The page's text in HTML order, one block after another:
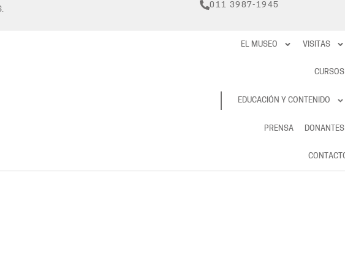
011 3987-1945
RESERVAS
EL MUSEO VISITAS
CURSOS
EDUCACIÓN Y CONTENIDO
PRENSA DONANTES